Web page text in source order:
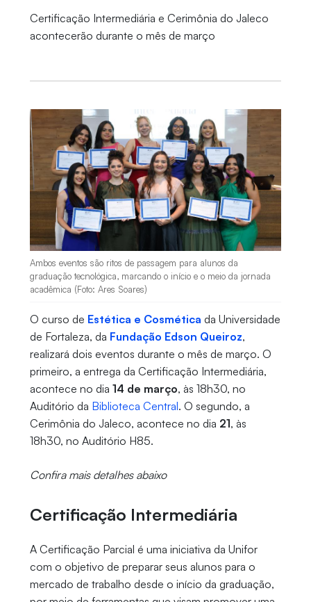
Certificação Intermediária e Cerimônia do Jaleco
acontecerão durante o mês de março
Ambos eventos são ritos de passagem para alunos da
graduação tecnológica, marcando o início e o meio da jornada
acadêmica (Foto: Ares Soares)
O curso de Estética e Cosmética da Universidade
de Fortaleza, da Fundação Edson Queiroz,
realizará dois eventos durante o mês de março. O
primeiro, a entrega da Certificação Intermediária,
acontece no dia 14 de março, às 18h30, no
Auditório da Biblioteca Central. O segundo, a
Cerimônia do Jaleco, acontece no dia 21, às
18h30, no Auditório H85.
Confira mais detalhes abaixo
Certificação Intermediária
A Certificação Parcial é uma iniciativa da Unifor
com o objetivo de preparar seus alunos para o
mercado de trabalho desde o início da graduação,